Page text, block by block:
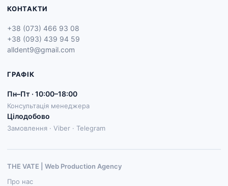
КОНТАКТИ
+38 (073) 466 93 08
+38 (093) 439 94 59
alldent9@gmail.com
ГРАФІК
Пн–Пт · 10:00–18:00
Консультація менеджера
Цілодобово
Замовлення · Viber · Telegram
THE VATE | Web Production Agenсy
Про нас